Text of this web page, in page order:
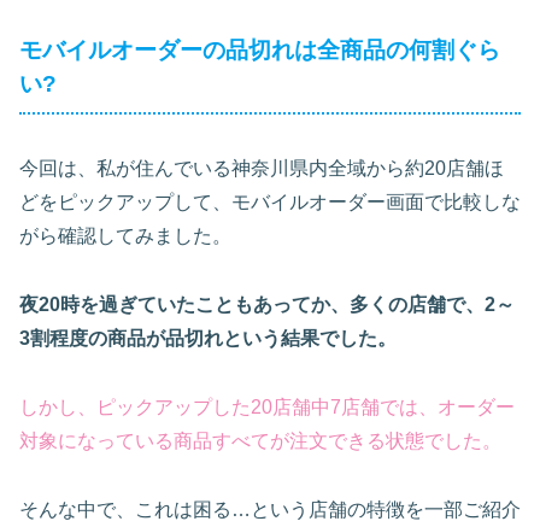
モバイルオーダーの品切れは全商品の何割ぐら
い?
今回は、私が住んでいる神奈川県内全域から約20店舗ほ
どをピックアップして、モバイルオーダー画面で比較しな
がら確認してみました。
夜20時を過ぎていたこともあってか、 多 くの店舗で、2～
3割程度の商品が品切れという結果でした。
しかし、ピックアップした20店舗中7店舗では、オーダー
対象になっている商品すべてが注文できる状態でした。
そんな中で、これは困る…という店舗の特徴を一部ご紹介